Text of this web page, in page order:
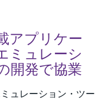
アプリケー
ミュレーシ
開発で協業
ュレーション・ツー